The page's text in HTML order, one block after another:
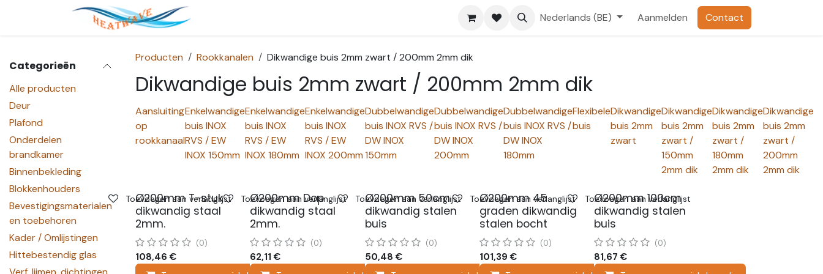
Overslaan naar inhoud
Nederlands (BE) Aanmelden Contact
Categorieën
Alle producten
Deur
Plafond
Onderdelen
brandkamer
Binnenbekleding
Blokkenhouders
Bevestigingsmaterialen
en toebehoren
Kader / Omlijstingen
Hittebestendig glas
Producten Rookkanalen Dikwandige buis 2mm zwart / 200mm 2mm dik
Dikwandige buis 2mm zwart / 200mm 2mm dik
Aansluiting
op
rookkanaal
Enkelwandige
buis INOX
RVS / EW
INOX 150mm
Enkelwandige
buis INOX
RVS / EW
INOX 180mm
Enkelwandige
buis INOX
RVS / EW
INOX 200mm
Dubbelwandige
buis INOX RVS /
DW INOX
150mm
Dubbelwandige
buis INOX RVS /
DW INOX
200mm
Dubbelwandige
buis INOX RVS /
DW INOX
180mm
Flexibele
buis
Dikwandige
buis 2mm
zwart
Dikwandige
buis 2mm
zwart /
150mm
2mm dik
Dikwandige
buis 2mm
zwart /
180mm
2mm dik
Dikwandige
buis 2mm
zwart /
200mm
2mm dik
Ø200mm T-stuk
dikwandig staal
2mm.
(0)
108,46 €
Toevoegen aan verlanglijst
Ø200mm Dop
dikwandig staal
2mm.
(0)
62,11 €
Toevoegen aan verlanglijst
Ø200mm 50cm
dikwandig stalen
buis
(0)
50,48 €
Toevoegen aan verlanglijst
Ø200mm 45
graden dikwandig
stalen bocht
(0)
101,39 €
Toevoegen aan verlanglijst
Ø200mm 100cm
dikwandig stalen
buis
(0)
81,67 €
Toevoegen aan verlanglijst